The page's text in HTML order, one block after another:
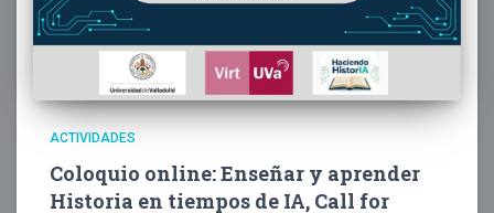
ACTIVIDADES
Coloquio online: Enseñar y aprender
Historia en tiempos de IA, Call for